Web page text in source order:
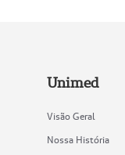
Unimed
Visão Geral
Nossa História